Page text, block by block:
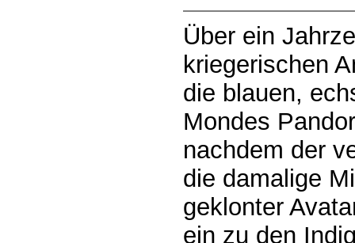
Über ein
kriegerischen
die blauen,
Mondes
nachdem der
die damalige
geklonter
ein zu den